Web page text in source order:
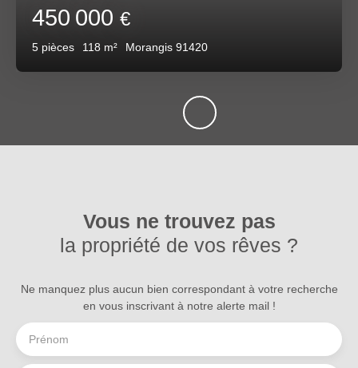
450 000 €
5 pièces 118 m² Morangis 91420
Vous ne trouvez pas
la propriété de vos rêves ?
Ne manquez plus aucun bien correspondant à votre recherche
en vous inscrivant à notre alerte mail !
Prénom